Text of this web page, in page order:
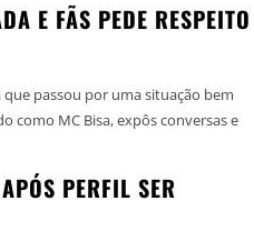
E FÃS PEDE RESPEITO
que passou por uma situação bem
PERFIL SER